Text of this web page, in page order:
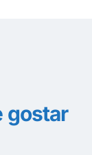
gostar